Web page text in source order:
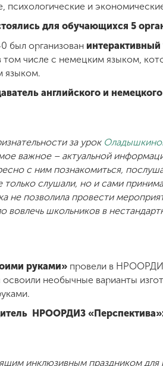
психологические и
для обучающихся 5
был организован
том числе с немецким языком,
языком.
английского и
за урок
важное – актуальной
с ним познакомиться,
только слушали, но и сами
не позволила провести
школьников в
руками» провели в
необычные варианты
НРООРДИЗ
инклюзивным праздником